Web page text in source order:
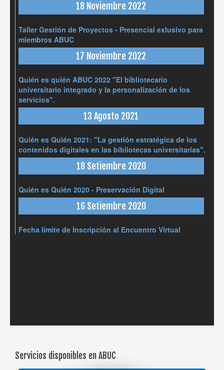
18 Noviembre 2022
Taller Gestión de Proyectos - Presencial exlusivo para
miembros ABUC
17 Noviembre 2022
Quién es quién ABUC 2022 "El bibliotecario
universitario integrado y la personalización de los
servicios".
13 Agosto 2021
Quién es Quién 2021: "La gestión estratégica de los
contenidos digitales en las bibliotecas universitarias".
18 Setiembre 2020
Quién es Quién 2020 - Preservación Digital
16 Setiembre 2020
Fecha límite de Inscripción al Encuentro Virtual
Servicios disponibles en ABUC